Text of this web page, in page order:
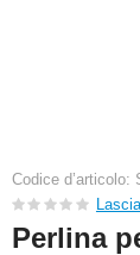
Codice d’articolo:
Perlina